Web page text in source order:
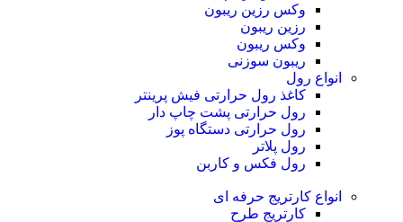
وکس رزین ریبون
رزین ریبون
وکس ریبون
ریبون سوزنی
انواع رول
کاغذ رول حرارتی فیش پرینتر
رول حرارتی پشت چاپ دار
رول حرارتی دستگاه پوز
رول پلاتر
رول فکس و کاربن
انواع کارتریج حرفه ای
کارتریج طرح